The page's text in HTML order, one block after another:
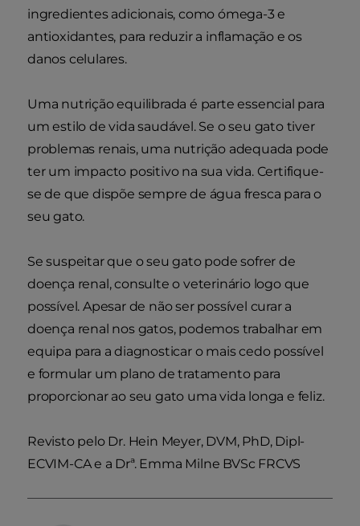
ingredientes adicionais, como ómega-3 e
antioxidantes, para reduzir a inflamação e os
danos celulares.
Uma nutrição equilibrada é parte essencial para
um estilo de vida saudável. Se o seu gato tiver
problemas renais, uma nutrição adequada pode
ter um impacto positivo na sua vida. Certifique-
se de que dispõe sempre de água fresca para o
seu gato.
Se suspeitar que o seu gato pode sofrer de
doença renal, consulte o veterinário logo que
possível. Apesar de não ser possível curar a
doença renal nos gatos, podemos trabalhar em
equipa para a diagnosticar o mais cedo possível
e formular um plano de tratamento para
proporcionar ao seu gato uma vida longa e feliz.
Revisto pelo Dr. Hein Meyer, DVM, PhD, Dipl-
ECVIM-CA e a Drª. Emma Milne BVSc FRCVS